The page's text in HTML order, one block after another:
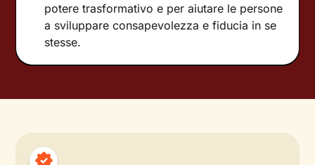
potere trasformativo e per aiutare le persone
a sviluppare consapevolezza e fiducia in se
stesse.